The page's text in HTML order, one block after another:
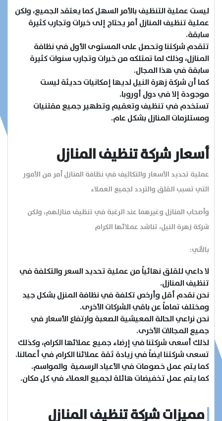
ليست عملية التنظيف بالأمر السهل كما يعتقد الجميع، ولكن
عملية تنظيف المنازل أمر يحتاج إلى خبرات وتجارب كثيرة
سابقة.
تتقدم شركتنا وتحصل على المستوى الأول في نظافة
المنازل، وذلك لما تمتلكه من خبرات وتجارب سنوات كثيرة
سابقة في هذا المجال.
كما أن شركة زهرة النيل لديها إمكانيات حديثة ليست
موجودة إلا في دول أوروبا.
تستخدم في تنظيف وتعقيم وتطهير جميع مقتنيات
ومستلزمات المنازل بشكل عام.
أسعار شركة تنظيف المنازل
عملية تحديد الأسعار والتكاليف في نظافة المنازل أمر من الأمور
التي تسبب القلق والتردد لجميع العملاء
وأصحاب المنازل وغيرهما عند الرغبة في تنظيف منازلهم، ولكن
شركة زهرة النيل، تناشد عملائها الكرام
بالآتي:
لا داعي للقلق نهائياً من عملية تحديد السعر والتكلفة في
تنظيف المنازل.
نحن نقدم أقل وأرخص تكلفة في نظافة المنزل بشكل جيد
ومختلف تماماً عن باقي الشركات الأخرى.
نحن نراعي الحالة المعيشية الصعبة وارتفاع الأسعار في
جميع المجالات الأخرى.
لذلك أسعى شركتنا في إرضاء جميع عملائها الكرام، وكذلك
تسعى شركتنا ايضاً في زيادة ثقة عملائنا الكرام في أعمالنا.
كما يتم عمل خصومات في الأعياد الرسمية والمواسم.
كما يتم عمل تخفيضات هائلة لجميع العملاء في كل مكان.
مميزات شركة تنظيف المنازل
الرئيسية
عن الشركة
تواصل معنا
المقالات
الخدمات